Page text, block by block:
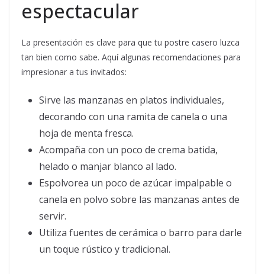
espectacular
La presentación es clave para que tu postre casero luzca
tan bien como sabe. Aquí algunas recomendaciones para
impresionar a tus invitados:
Sirve las manzanas en platos individuales,
decorando con una ramita de canela o una
hoja de menta fresca.
Acompaña con un poco de crema batida,
helado o manjar blanco al lado.
Espolvorea un poco de azúcar impalpable o
canela en polvo sobre las manzanas antes de
servir.
Utiliza fuentes de cerámica o barro para darle
un toque rústico y tradicional.